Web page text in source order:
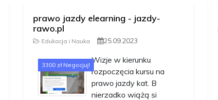
prawo jazdy elearning - jazdy-
rawo.pl
Edukacja i Nauka 25.09.2023
3300 zł Negocjuj!
Wizje w kierunku
rozpoczęcia kursu na
prawo jazdy kat. B
nierzadko wiążą si